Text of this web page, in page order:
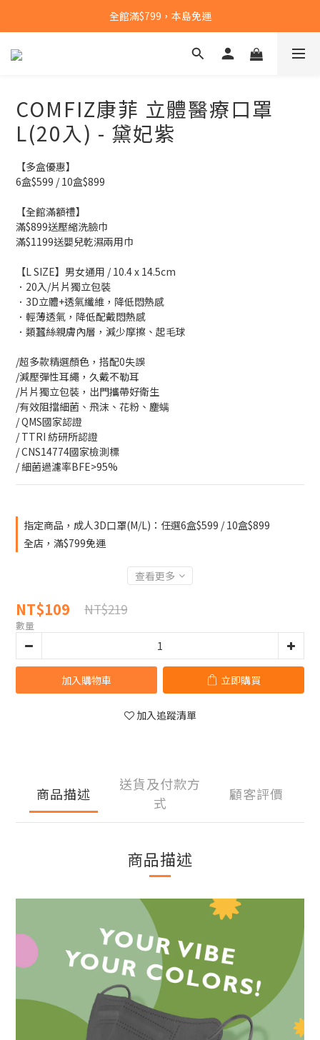
【點此】加入LINE好友，下單即送獨家禮
全館滿$799，本島免運
【點此】加入LINE好友，下單即送獨家禮
COMFIZ康菲 立體醫療口罩
L(20入) - 黛妃紫
【多盒優惠】
6盒$599 / 10盒$899
【全館滿額禮】
滿$899送壓縮洗臉巾
滿$1199送嬰兒乾濕兩用巾
【L SIZE】男女通用 / 10.4 x 14.5cm
．20入/片片獨立包裝
．3D立體+透氣纖維，降低悶熱感
．輕薄透氣，降低配戴悶熱感
．類蠶絲親膚內層，減少摩擦、起毛球
/超多款精選顏色，搭配0失誤
/減壓彈性耳繩，久戴不勒耳
/片片獨立包裝，出門攜帶好衛生
/有效阻擋細菌、飛沫、花粉、塵螨
/ QMS國家認證
/ TTRI 紡研所認證
/ CNS14774國家檢測標
/ 細菌過濾率BFE>95%
指定商品，成人3D口罩(M/L)：任選6盒$599 / 10盒$899
全店，滿$799免運
查看更多
NT$109 NT$219
數量
加入購物車 立即購買
加入追蹤清單
商品描述
送貨及付款方
式
顧客評價
商品描述